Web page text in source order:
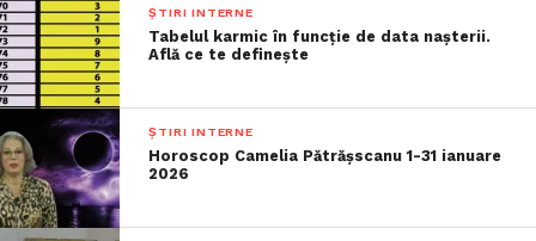
ȘTIRI INTERNE
Tabelul karmic în funcție de data nașterii.
Află ce te definește
ȘTIRI INTERNE
Horoscop Camelia Pătrășscanu 1-31 ianuare
2026